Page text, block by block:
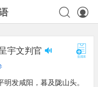


宇文判官
发咸阳，暮及陇山头。